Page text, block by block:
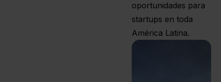
oportunidades para
startups en toda
América Latina.